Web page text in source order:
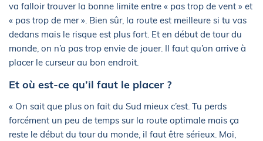
va falloir trouver la bonne limite entre « pas trop de vent » et
« pas trop de mer ». Bien sûr, la route est meilleure si tu vas
dedans mais le risque est plus fort. Et en début de tour du
monde, on n’a pas trop envie de jouer. Il faut qu’on arrive à
placer le curseur au bon endroit.
Et où est-ce qu’il faut le placer ?
« On sait que plus on fait du Sud mieux c’est. Tu perds
forcément un peu de temps sur la route optimale mais ça
reste le début du tour du monde, il faut être sérieux. Moi,